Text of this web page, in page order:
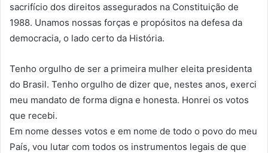
sacrifício dos direitos assegurados na Constituição de
1988. Unamos nossas forças e propósitos na defesa da
democracia, o lado certo da História.
Tenho orgulho de ser a primeira mulher eleita presidenta
do Brasil. Tenho orgulho de dizer que, nestes anos, exerci
meu mandato de forma digna e honesta. Honrei os votos
que recebi.
Em nome desses votos e em nome de todo o povo do meu
País, vou lutar com todos os instrumentos legais de que